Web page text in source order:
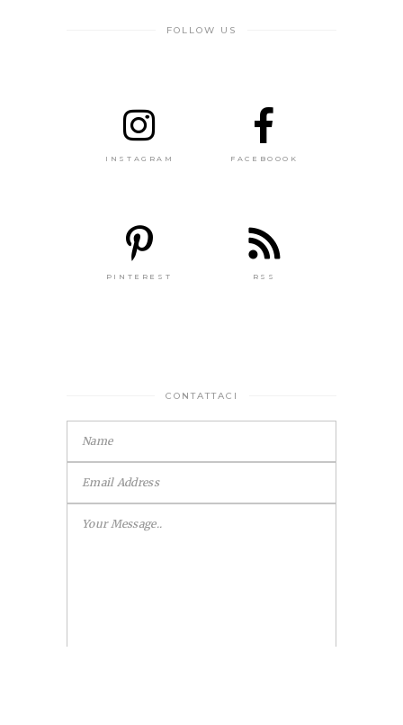
FOLLOW US
INSTAGRAM FACEBOOOK
PINTEREST RSS
CONTATTACI